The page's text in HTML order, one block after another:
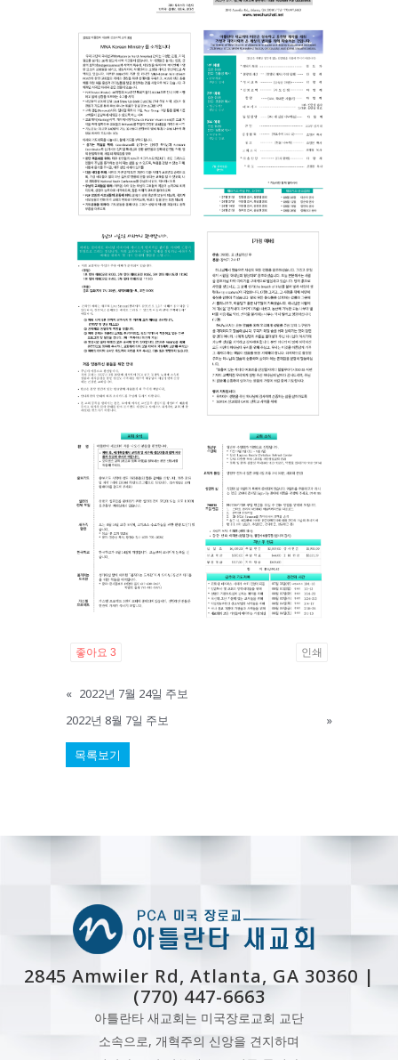
좋아요 3 인쇄
« 2022년 7월 24일 주보
2022년 8월 7일 주보
»
목록보기
2845 Amwiler Rd, Atlanta, GA 30360 |
(770) 447-6663
아틀란타 새교회는 미국장로교회 교단
소속으로, 개혁주의 신앙을 견지하며